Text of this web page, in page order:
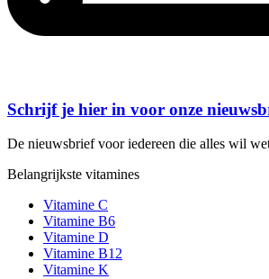
Schrijf je hier in voor onze
De nieuwsbrief voor iedereen die alles wil
Belangrijkste vitamines
Vitamine C
Vitamine B6
Vitamine D
Vitamine B12
Vitamine K